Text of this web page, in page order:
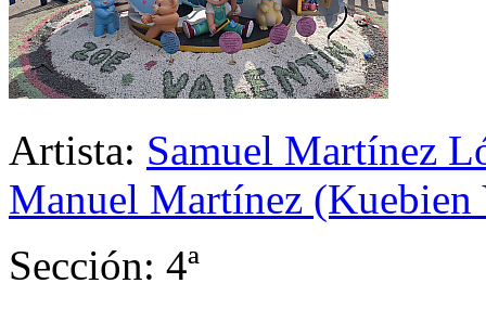
Artista: Samuel Martínez
Manuel Martínez (Kuebien
Sección: 4ª